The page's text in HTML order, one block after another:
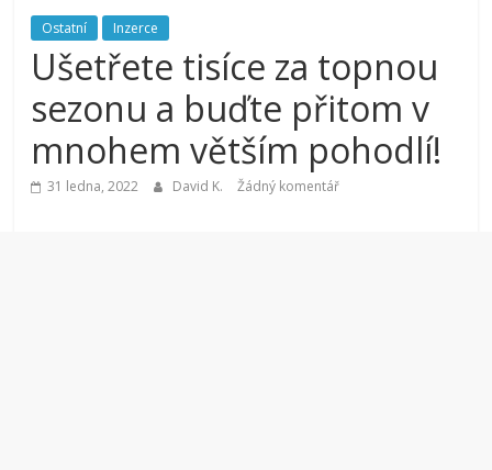
Ostatní Inzerce
Ušetřete tisíce za topnou
sezonu a buďte přitom v
mnohem větším pohodlí!
31 ledna, 2022 David K. Žádný komentář